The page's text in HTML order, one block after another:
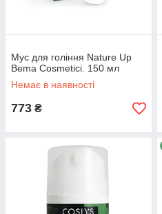
Мус для гоління Nature Up
Bema Cosmetici. 150 мл
Немає в наявності
773 ₴